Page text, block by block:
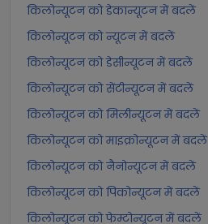
किलोन्यूटन को डेकान्यूटन में बदलें
किलोन्यूटन को न्यूटन में बदलें
किलोन्यूटन को डेसीन्यूटन में बदलें
किलोन्यूटन को सेंटीन्यूटन में बदलें
किलोन्यूटन को मिलीन्यूटन में बदलें
किलोन्यूटन को माइक्रोन्यूटन में बदलें
किलोन्यूटन को नैनोन्यूटन में बदलें
किलोन्यूटन को पिकोन्यूटन में बदलें
किलोन्यूटन को फेम्टोन्यूटन में बदलें